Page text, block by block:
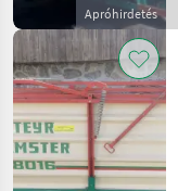
Apróhirdetés